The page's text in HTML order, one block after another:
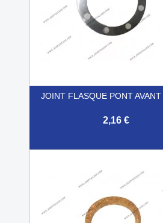
JOINT FLASQUE PONT
2,16 €